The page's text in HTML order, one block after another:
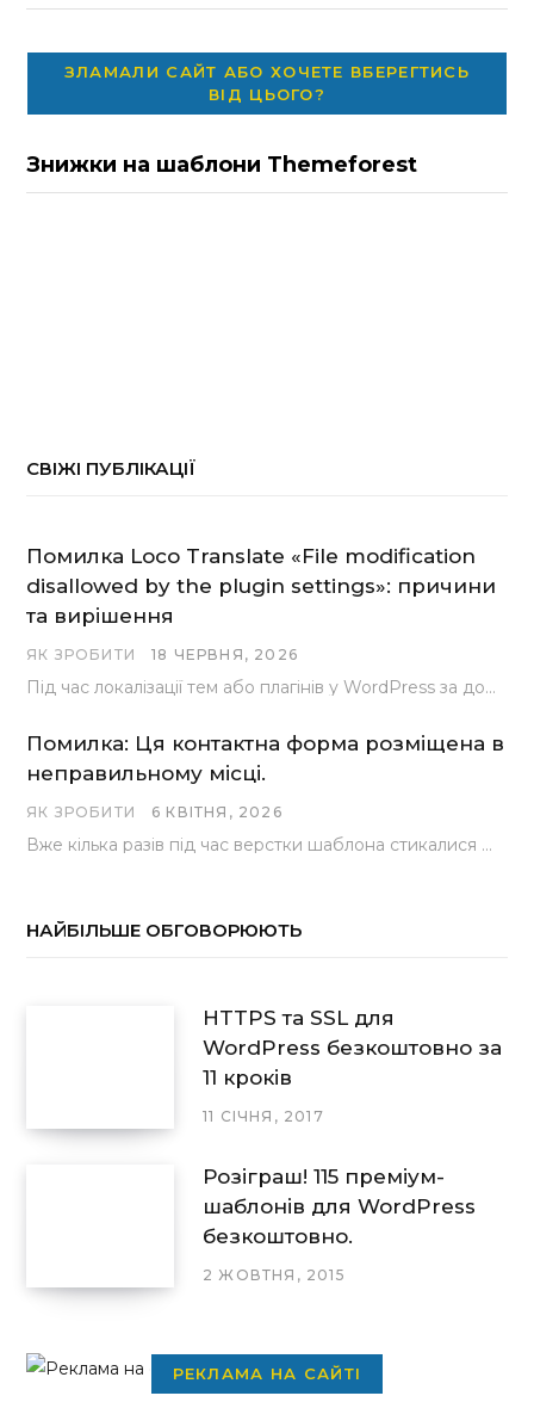
ЗЛАМАЛИ САЙТ АБО ХОЧЕТЕ ВБЕРЕГТИСЬ
ВІД ЦЬОГО?
Знижки на шаблони Themeforest
СВІЖІ ПУБЛІКАЦІЇ
Помилка Loco Translate «File modification
disallowed by the plugin settings»: причини
та вирішення
ЯК ЗРОБИТИ 18 ЧЕРВНЯ, 2026
Під час локалізації тем або плагінів у WordPress за допомогою популярного інструменту Loco Translate розробники…
Помилка: Ця контактна форма розміщена в
неправильному місці.
ЯК ЗРОБИТИ 6 КВІТНЯ, 2026
Вже кілька разів під час верстки шаблона стикалися з проблемою, коли замість контактної форми, згенерованої…
НАЙБІЛЬШЕ ОБГОВОРЮЮТЬ
HTTPS та SSL для
WordPress безкоштовно за
11 кроків
11 СІЧНЯ, 2017
Розіграш! 115 преміум-
шаблонів для WordPress
безкоштовно.
2 ЖОВТНЯ, 2015
РЕКЛАМА НА САЙТІ